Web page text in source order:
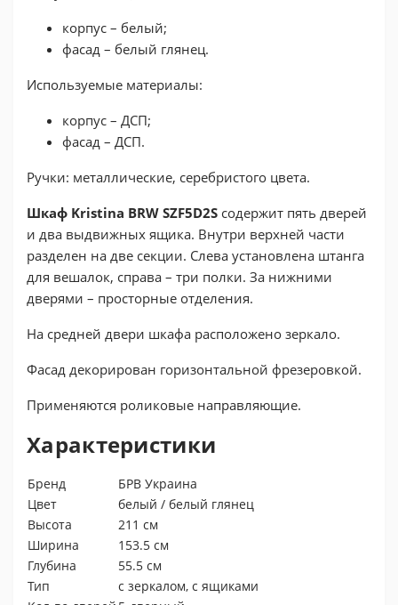
корпус – белый;
фасад – белый глянец.
Используемые материалы:
корпус – ДСП;
фасад – ДСП.
Ручки: металлические, серебристого цвета.
Шкаф Kristina BRW SZF5D2S содержит пять дверей
и два выдвижных ящика. Внутри верхней части
разделен на две секции. Слева установлена штанга
для вешалок, справа – три полки. За нижними
дверями – просторные отделения.
На средней двери шкафа расположено зеркало.
Фасад декорирован горизонтальной фрезеровкой.
Применяются роликовые направляющие.
Характеристики
Бренд
БРВ Украина
Цвет
белый / белый глянец
Высота
211 см
Ширина
153.5 см
Глубина
55.5 см
Тип
с зеркалом, с ящиками